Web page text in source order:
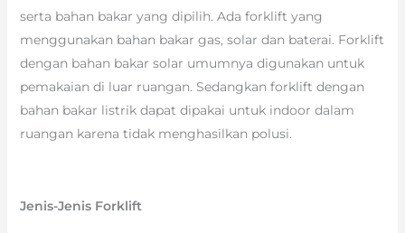
serta bahan bakar yang dipilih. Ada forklift yang
menggunakan bahan bakar gas, solar dan baterai. Forklift
dengan bahan bakar solar umumnya digunakan untuk
pemakaian di luar ruangan. Sedangkan forklift dengan
bahan bakar listrik dapat dipakai untuk indoor dalam
ruangan karena tidak menghasilkan polusi.
Jenis-Jenis Forklift